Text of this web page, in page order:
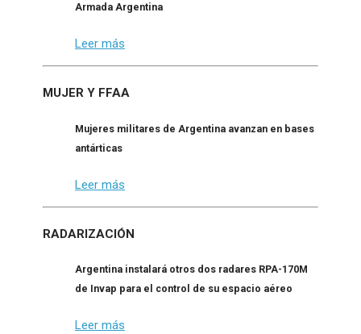
Armada Argentina
Leer más
MUJER Y FFAA
Mujeres militares de Argentina avanzan en bases
antárticas
Leer más
RADARIZACIÓN
Argentina instalará otros dos radares RPA-170M
de Invap para el control de su espacio aéreo
Leer más